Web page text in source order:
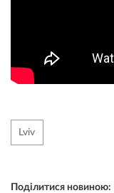
Lviv
Поділитися новиною: